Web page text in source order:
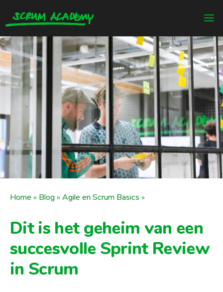
Home » Blog » Agile en Scrum Basics »
Dit is het geheim van een
succesvolle Sprint Review
in Scrum